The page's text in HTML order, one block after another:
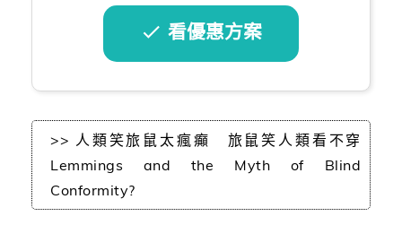
看優惠方案
>> 人類笑旅鼠太瘋癲 旅鼠笑人類看不穿
Lemmings and the Myth of Blind
Conformity?